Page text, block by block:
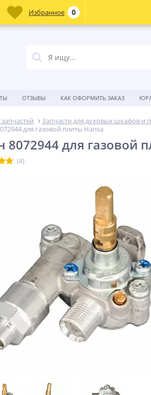
ОТЗЫВЫ КАК ОФОРМИТЬ ЗАКАЗ
Запчасти для духовых шкафов и
для газовой плиты Hansa
8072944 для газовой
(4)
Избранное 0